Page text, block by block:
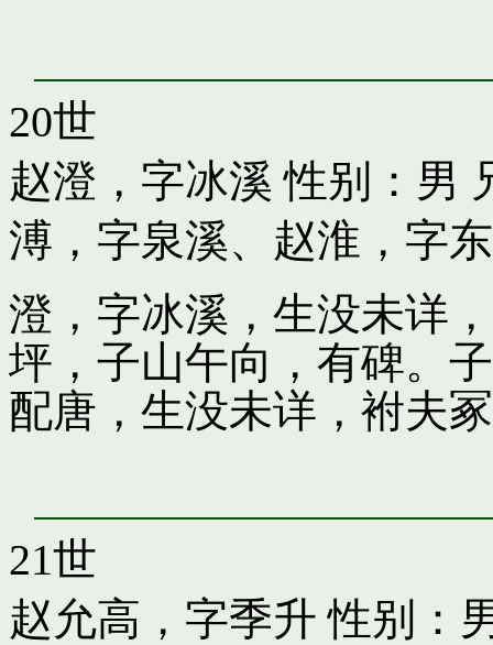
20世
赵澄，字冰溪 性别：男
溥，字泉溪、 赵淮，字
澄，字冰溪，生没未详
坪，子山午向，有碑。
配唐，生没未详，袝夫
21世
赵允高，字季升 性别：